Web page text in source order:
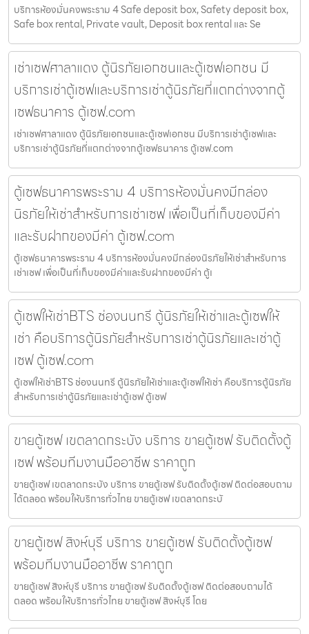
บริการห้องมั่นคงพระราม 4 Safe deposit box, Safety deposit box,
Safe box rental, Private vault, Deposit box rental และ Se
เช่าเซฟศาลาแดง ตู้นิรภัยเอกชนและตู้เซฟเอกชน มี
บริการเช่าตู้เซฟและบริการเช่าตู้นิรภัยที่แตกต่างจากตู้
เซฟธนาคาร ตู้เซฟ.com
เช่าเซฟศาลาแดง ตู้นิรภัยเอกชนและตู้เซฟเอกชน มีบริการเช่าตู้เซฟและ
บริการเช่าตู้นิรภัยที่แตกต่างจากตู้เซฟธนาคาร ตู้เซฟ.com
ตู้เซฟธนาคารพระราม 4 บริการห้องมั่นคงมีกล่อง
นิรภัยให้เช่าสำหรับการเช่าเซฟ เพื่อเป็นที่เก็บของมีค่า
และรับฝากของมีค่า ตู้เซฟ.com
ตู้เซฟธนาคารพระราม 4 บริการห้องมั่นคงมีกล่องนิรภัยให้เช่าสำหรับการ
เช่าเซฟ เพื่อเป็นที่เก็บของมีค่าและรับฝากของมีค่า ตู้เ
ตู้เซฟให้เช่าBTS ช่องนนทรี ตู้นิรภัยให้เช่าและตู้เซฟให้
เช่า คือบริการตู้นิรภัยสำหรับการเช่าตู้นิรภัยและเช่าตู้
เซฟ ตู้เซฟ.com
ตู้เซฟให้เช่าBTS ช่องนนทรี ตู้นิรภัยให้เช่าและตู้เซฟให้เช่า คือบริการตู้นิรภัย
สำหรับการเช่าตู้นิรภัยและเช่าตู้เซฟ ตู้เซฟ
ขายตู้เซฟ เขตลาดกระบัง บริการ ขายตู้เซฟ รับติดตั้งตู้
เซฟ พร้อมทีมงานมืออาชีพ ราคาถูก
ขายตู้เซฟ เขตลาดกระบัง บริการ ขายตู้เซฟ รับติดตั้งตู้เซฟ ติดต่อสอบถาม
ได้ตลอด พร้อมให้บริการทั่วไทย ขายตู้เซฟ เขตลาดกระบั
ขายตู้เซฟ สิงห์บุรี บริการ ขายตู้เซฟ รับติดตั้งตู้เซฟ
พร้อมทีมงานมืออาชีพ ราคาถูก
ขายตู้เซฟ สิงห์บุรี บริการ ขายตู้เซฟ รับติดตั้งตู้เซฟ ติดต่อสอบถามได้
ตลอด พร้อมให้บริการทั่วไทย ขายตู้เซฟ สิงห์บุรี โดย